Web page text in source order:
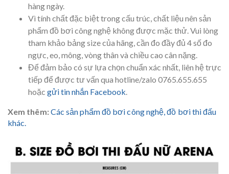
hàng ngày.
Vì tính chất đặc biệt trong cấu trúc, chất liệu nên sản
phẩm đồ bơi công nghệ không được mặc thử. Vui lòng
tham khảo bảng size của hãng, cần đo đầy đủ 4 số đo
ngực, eo, mông, vòng thân và chiều cao cân nặng.
Để đảm bảo có sự lựa chọn chuẩn xác nhất, liên hệ trực
tiếp để được tư vấn qua hotline/zalo 0765.655.655
hoặc gửi tin nhắn Facebook.
Xem thêm:Các sản phẩm đồ bơi công nghệ, đồ bơi thi đấu
khác.